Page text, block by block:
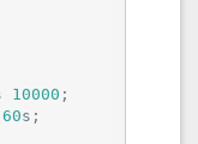
10000 ;
60s;